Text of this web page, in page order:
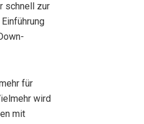
schnell zur
für
wird
mit